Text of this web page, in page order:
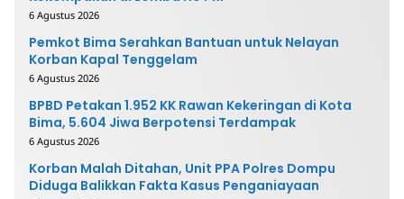
6 Agustus 2026
Pemkot Bima Serahkan Bantuan untuk Nelayan
Korban Kapal Tenggelam
6 Agustus 2026
BPBD Petakan 1.952 KK Rawan Kekeringan di Kota
Bima, 5.604 Jiwa Berpotensi Terdampak
6 Agustus 2026
Korban Malah Ditahan, Unit PPA Polres Dompu
Diduga Balikkan Fakta Kasus Penganiayaan